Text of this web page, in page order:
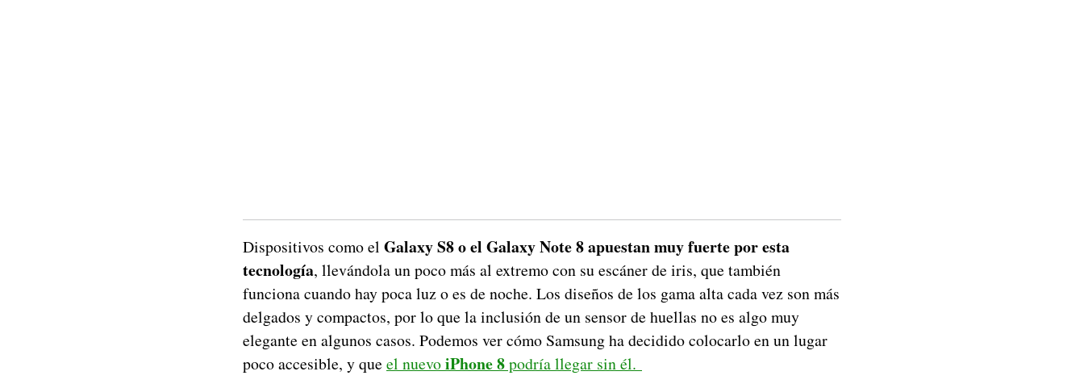
Dispositivos como el Galaxy S8 o el Galaxy Note 8 apuestan muy fuerte por esta
tecnología, llevándola un poco más al extremo con su escáner de iris, que también
funciona cuando hay poca luz o es de noche. Los diseños de los gama alta cada vez son más
delgados y compactos, por lo que la inclusión de un sensor de huellas no es algo muy
elegante en algunos casos. Podemos ver cómo Samsung ha decidido colocarlo en un lugar
poco accesible, y que el nuevoiPhone 8podría llegar sin él.